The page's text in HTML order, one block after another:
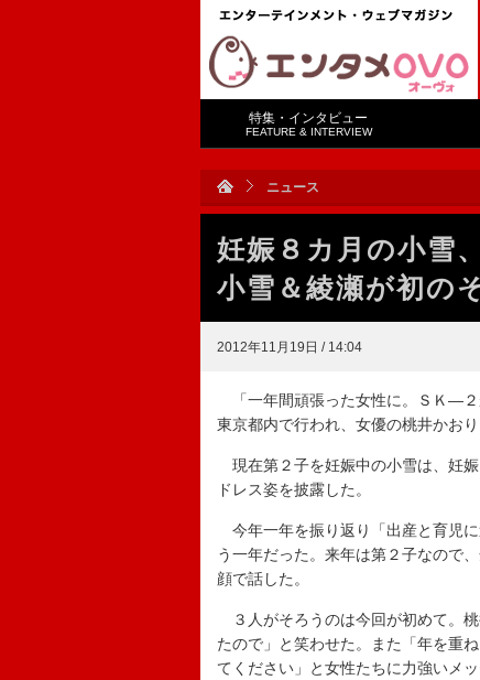
特集・インタビュー
FEATURE & INTERVIEW
ニュース
妊娠８カ月の小雪
小雪＆綾瀬が初の
2012年11月19日 / 14:04
「一年間頑張った女性に。ＳＫ―２
東京都内で行われ、女優の桃井かお
現在第２子を妊娠中の小雪は、妊
ドレス姿を披露した。
今年一年を振り返り「出産と育児
う一年だった。来年は第２子なので
顔で話した。
３人がそろうのは今回が初めて。
たので」と笑わせた。また「年を重
てください」と女性たちに力強いメッ